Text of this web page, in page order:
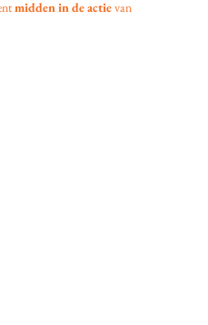
midden in de actie van